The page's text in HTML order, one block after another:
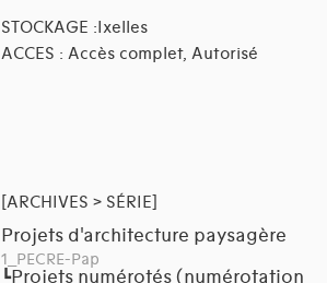
STOCKAGE :Ixelles
ACCES : Accès complet, Autorisé
[ARCHIVES > SÉRIE]
Projets d'architecture paysagère
1_PECRE-Pap
┗Projets numérotés (numérotation